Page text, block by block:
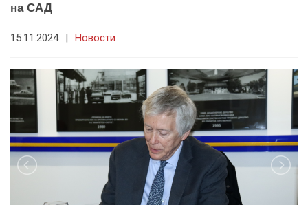
на САД
15.11.2024 | Новости